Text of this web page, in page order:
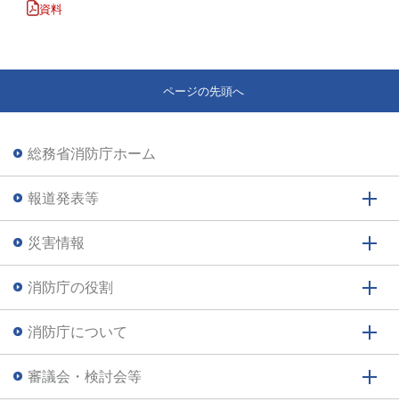
資料
ページの先頭へ
総務省消防庁ホーム
報道発表等
災害情報
消防庁の役割
消防庁について
審議会・検討会等